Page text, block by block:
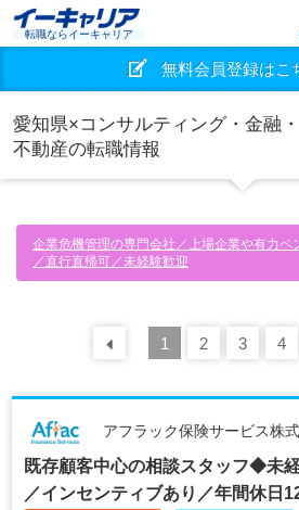
転職ならイーキャリア
無料会員登録はこ
愛知県×コンサルティング・金融・
不動産の転職情報
企業危機管理の専門会社／上場企業や有力ベ
／直行直帰可／未経験歓迎
前の 30
1 2 3 4
アフラック保険サービス株
既存顧客中心の相談スタッフ◆未
／インセンティブあり／年間休日